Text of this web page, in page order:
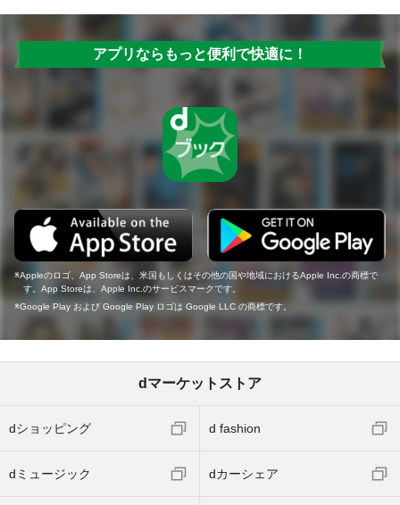
アプリならもっと便利で快適に！
Appleのロゴ、App Storeは、米国もしくはその他の国や地域におけるApple Inc.の商標で
す。App Storeは、Apple Inc.のサービスマークです。
Google Play および Google Play ロゴは Google LLC の商標です。
dマーケットストア
dショッピング d fashion
dミュージック dカーシェア